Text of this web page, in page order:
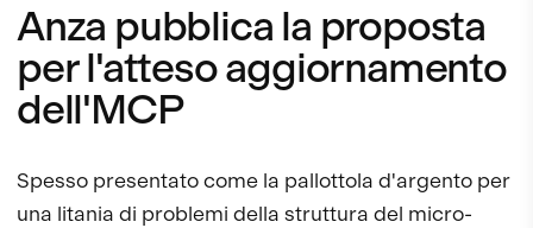
Anza pubblica la proposta
per l'atteso aggiornamento
dell'MCP
Spesso presentato come la pallottola d'argento per
una litania di problemi della struttura del micro-